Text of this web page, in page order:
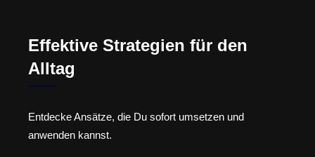
Effektive Strategien für den
Alltag
Entdecke Ansätze, die Du sofort umsetzen und
anwenden kannst.